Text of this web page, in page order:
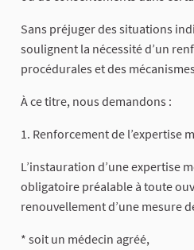
Sans préjuger des situations
soulignent la nécessité d’un
procédurales et des
À ce titre, nous demandons :
1. Renforcement de l’expertise
L’instauration d’une expertise
obligatoire préalable à toute
renouvellement d’une mesure
* soit un médecin agréé,